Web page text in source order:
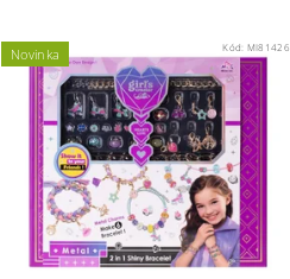
Novinka Kód: MI81426